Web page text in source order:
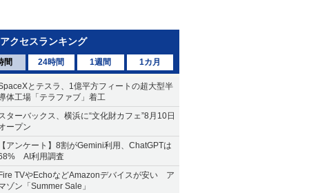
アクセスランキング
間 24時間 1週間 1カ月
とテスラ、1億平方フィートの超大型半
体工場「テラファブ」着工
ターバックス、横浜に“文化財カフェ”8月10日
ープン
アンケート】8割がGemini利用、ChatGPTは
AI利用調査
TVやEchoなどAmazonデバイスが安い ア
ゾン「Summer Sale」